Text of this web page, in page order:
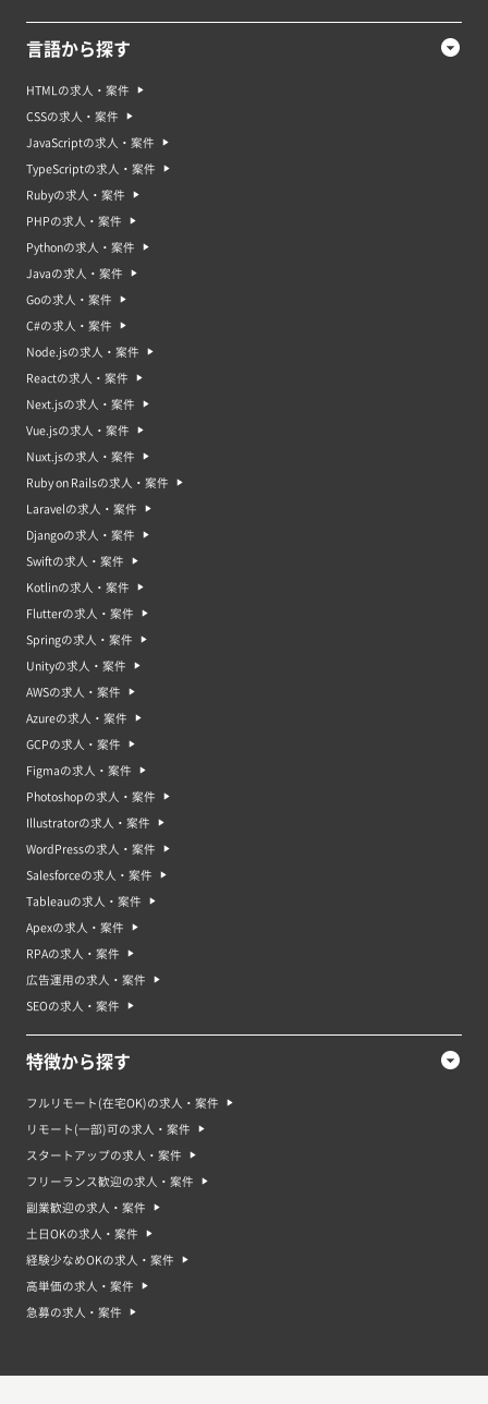
言語から探す
HTMLの求人・案件
CSSの求人・案件
JavaScriptの求人・案件
TypeScriptの求人・案件
Rubyの求人・案件
PHPの求人・案件
Pythonの求人・案件
Javaの求人・案件
Goの求人・案件
C#の求人・案件
Node.jsの求人・案件
Reactの求人・案件
Next.jsの求人・案件
Vue.jsの求人・案件
Nuxt.jsの求人・案件
Ruby on Railsの求人・案件
Laravelの求人・案件
Djangoの求人・案件
Swiftの求人・案件
Kotlinの求人・案件
Flutterの求人・案件
Springの求人・案件
Unityの求人・案件
AWSの求人・案件
Azureの求人・案件
GCPの求人・案件
Figmaの求人・案件
Photoshopの求人・案件
Illustratorの求人・案件
WordPressの求人・案件
Salesforceの求人・案件
Tableauの求人・案件
Apexの求人・案件
RPAの求人・案件
広告運用の求人・案件
SEOの求人・案件
特徴から探す
フルリモート(在宅OK)の求人・案件
リモート(一部)可の求人・案件
スタートアップの求人・案件
フリーランス歓迎の求人・案件
副業歓迎の求人・案件
土日OKの求人・案件
経験少なめOKの求人・案件
高単価の求人・案件
急募の求人・案件